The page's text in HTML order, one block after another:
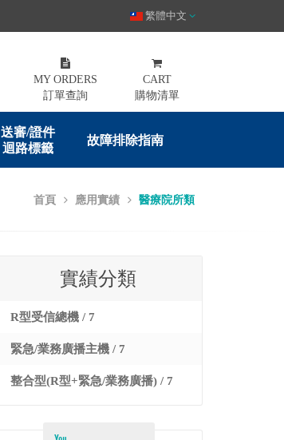
繁體中文
MY ORDERS
訂單查詢
CART
購物清單
送審/證件
迴路標籤
故障排除指南
首頁 應用實績 醫療院所類
實績分類
R型受信總機 / 7
緊急/業務廣播主機 / 7
整合型(R型+緊急/業務廣播) / 7